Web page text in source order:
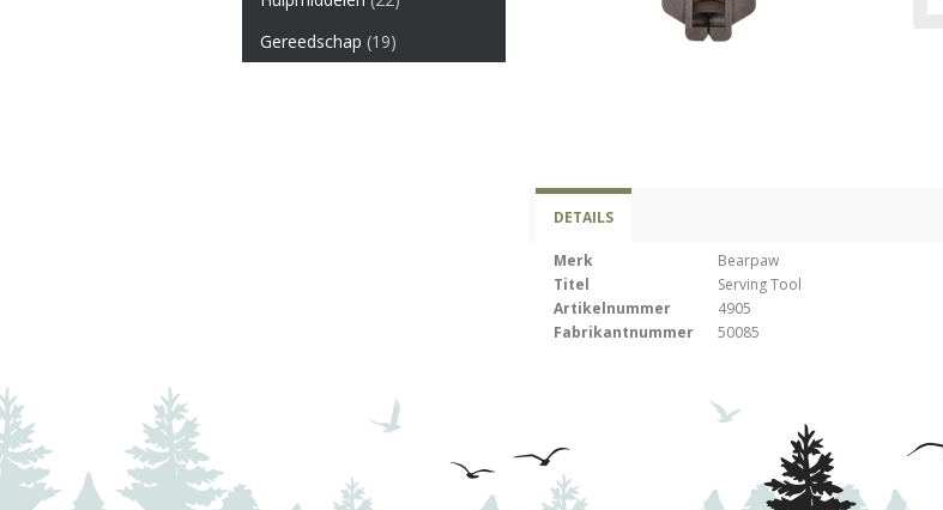
Gereedschap (19)
DETAILS
Merk
Bearpaw
Titel
Serving Tool
Artikelnummer
4905
Fabrikantnummer
50085